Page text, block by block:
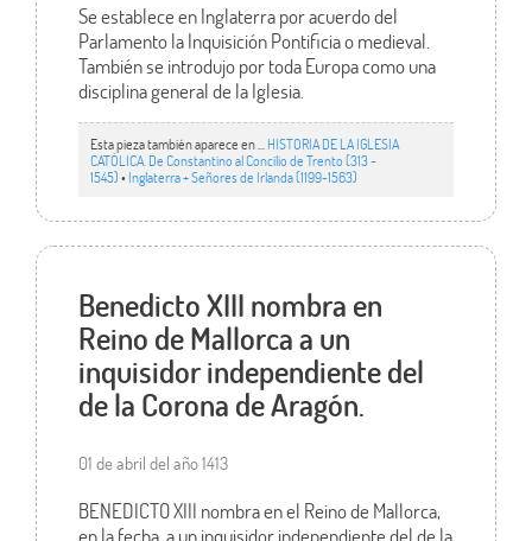
Se establece en Inglaterra por acuerdo del
Parlamento la Inquisición Pontificia o medieval.
También se introdujo por toda Europa como una
disciplina general de la Iglesia.
Esta pieza también aparece en ... HISTORIA DE LA IGLESIA
CATÓLICA. De Constantino al Concilio de Trento (313 -
1545)• Inglaterra + Señores de Irlanda (1199-1563)
Benedicto XIII nombra en
Reino de Mallorca a un
inquisidor independiente del
de la Corona de Aragón.
01 de abril del año 1413
BENEDICTO XIII nombra en el Reino de Mallorca,